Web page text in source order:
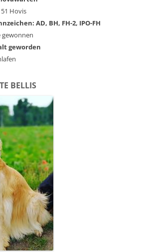
Hovis
AD, BH, FH-2, IPO-FH
gewonnen
geworden
BELLIS